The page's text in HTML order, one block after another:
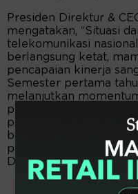
Presiden Direktur &
mengatakan, “Situasi
telekomunikasi
berlangsung ketat,
pencapaian kinerja
Semester pertama
melanjutkan
profitabilitas kuat
periode sama tahun
bersih Rp1,03 triliun.
pencapaian tertinggi
Dian.